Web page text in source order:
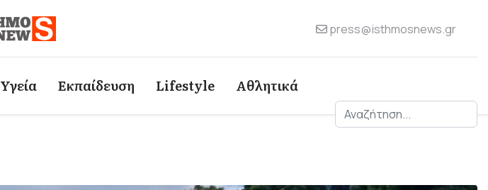
press@isthmosnews.gr
Υγεία Εκπαίδευση Lifestyle Αθλητικά
Αναζήτηση